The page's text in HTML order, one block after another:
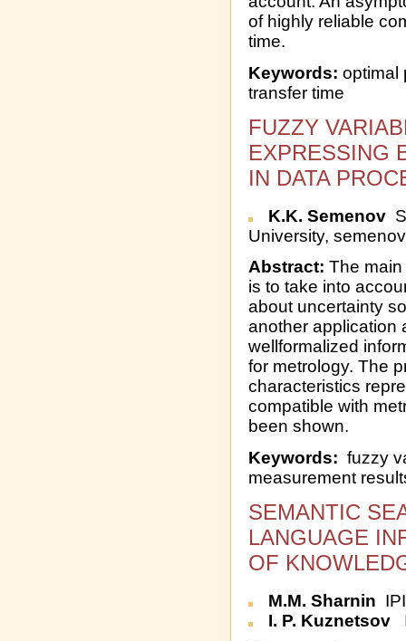
of highly reliable
time.
Keywords: optimal
transfer time
FUZZY
EXPRESSING
IN DATA
K.K. Semenov
University,
Abstract: The
is to take into
about uncertainty
another application
wellformalized
for metrology. The
characteristics
compatible with
been shown.
Keywords: fuzzy
measurement
SEMANTIC
LANGUAGE
OF
M.M. Sharnin
I. P. Kuznetsov